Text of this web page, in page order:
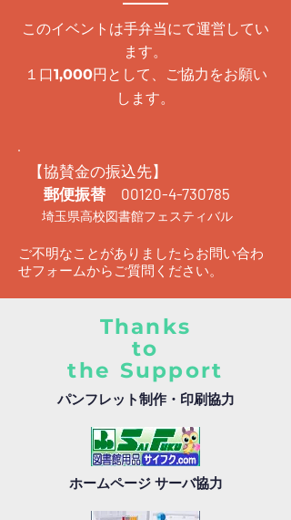
このイベントは手弁当にて運営してい
ます。
１口1,000円として、ご協力をお願い
します。
【協賛金の振込先】
郵便振替 00120-4-730785
埼玉県高校図書館フェスティバル
ご不明なことがありましたらお問い合わ
せフォームからご質問ください。
Thanks
to
the Support
パンフレット制作・印刷協力
ホームページ サーバ協力